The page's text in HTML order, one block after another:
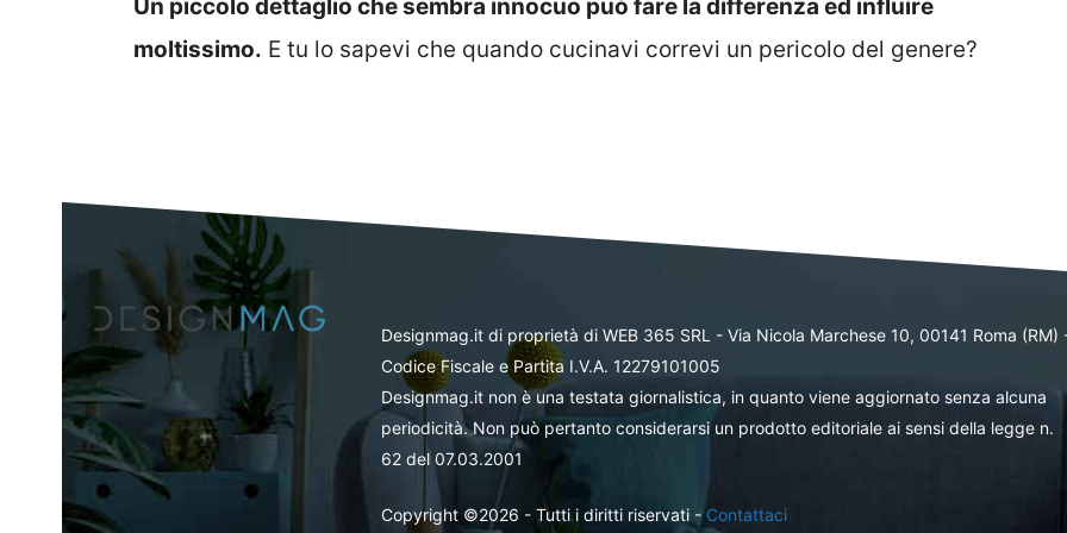
Un piccolo dettaglio che sembra innocuo può fare la differenza ed influire
moltissimo. E tu lo sapevi che quando cucinavi correvi un pericolo del genere?
Designmag.it di proprietà di WEB 365 SRL - Via Nicola Marchese 10, 00141 Roma (RM)
Codice Fiscale e Partita I.V.A. 12279101005
Designmag.it non è una testata giornalistica, in quanto viene aggiornato senza alcuna
periodicità. Non può pertanto considerarsi un prodotto editoriale ai sensi della legge n.
62 del 07.03.2001
Copyright ©2026 - Tutti i diritti riservati -Contattaci